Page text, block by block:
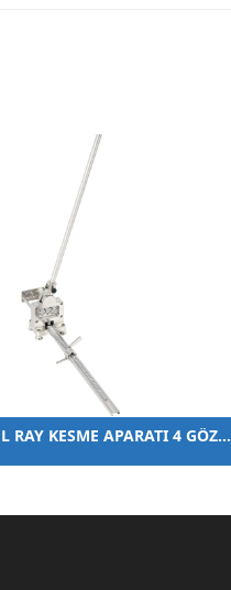
MANUEL RAY KESME APARATI 4 GÖZLÜ DELMELİ